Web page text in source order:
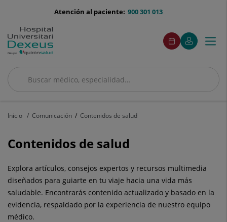
menu-
900 301 013
Atención al paciente:
Buscar
Buscar
menú
acceso
Pedir
cita
Este
enlace
se
una
Mi
Quirónsalud
Este
enlace
se
una
ventana
Menú
Inicio Comunicación Contenidos de salud
Contenidos de salud
Explora artículos, consejos expertos y recursos multimedia
diseñados para guiarte en tu viaje hacia una vida más
saludable. Encontrarás contenido actualizado y basado en la
evidencia, respaldado por la experiencia de nuestro equipo
médico.